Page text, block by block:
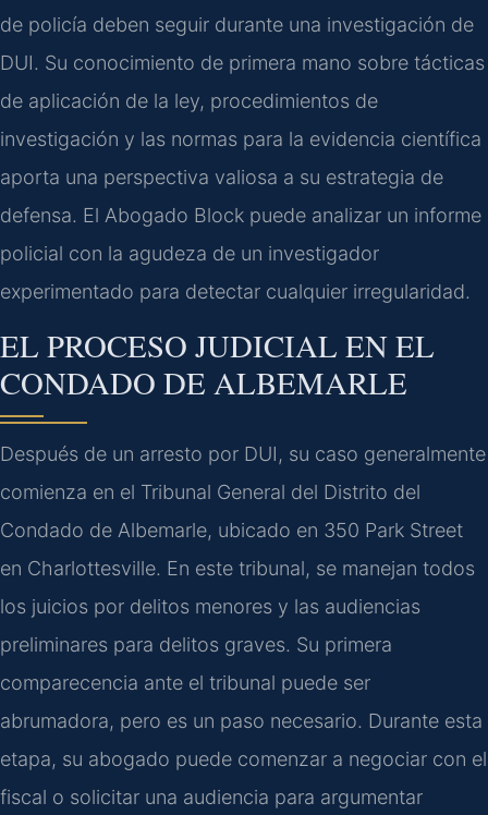
de policía deben seguir durante una investigación de
DUI. Su conocimiento de primera mano sobre tácticas
de aplicación de la ley, procedimientos de
investigación y las normas para la evidencia científica
aporta una perspectiva valiosa a su estrategia de
defensa. El Abogado Block puede analizar un informe
policial con la agudeza de un investigador
experimentado para detectar cualquier irregularidad.
EL PROCESO JUDICIAL EN EL
CONDADO DE ALBEMARLE
Después de un arresto por DUI, su caso generalmente
comienza en el Tribunal General del Distrito del
Condado de Albemarle, ubicado en 350 Park Street
en Charlottesville. En este tribunal, se manejan todos
los juicios por delitos menores y las audiencias
preliminares para delitos graves. Su primera
comparecencia ante el tribunal puede ser
abrumadora, pero es un paso necesario. Durante esta
etapa, su abogado puede comenzar a negociar con el
fiscal o solicitar una audiencia para argumentar